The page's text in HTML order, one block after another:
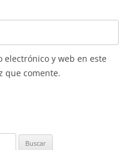
y web en este
que comente.